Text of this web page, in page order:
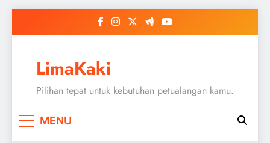
LimaKaki
Pilihan tepat untuk kebutuhan petualangan kamu.
MENU